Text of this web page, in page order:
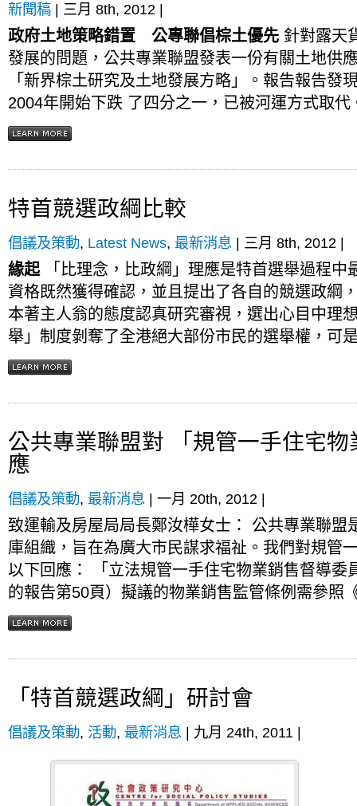
新聞稿 | 三月 8th, 2012 |
政府土地策略錯置 公專聯倡棕土優先 針對露天
發展的問題，公共專業聯盟發表一份有關土地供
「新界棕土研究及土地發展方略」。報告報告發
2004年開始下跌 了四分之一，已被河運方式取
特首競選政綱比較
倡議及策動, Latest News, 最新消息 | 三月 8th, 2012 |
緣起「比理念，比政綱」理應是特首選舉過程中
資格既然獲得確認，並且提出了各自的競選政綱
本著主人翁的態度認真研究審視，選出心目中理
舉」制度剝奪了全港絕大部份市民的選舉權，可
公共專業聯盟對 「規管一手住宅
應
倡議及策動, 最新消息 | 一月 20th, 2012 |
致運輸及房屋局局長鄭汝樺女士： 公共專業聯盟
庫組織，旨在為廣大市民謀求福祉。我們對規管
以下回應： 「立法規管一手住宅物業銷售督導委
的報告第50頁）擬議的物業銷售監管條例需參照
「特首競選政綱」研討會
倡議及策動, 活動, 最新消息 | 九月 24th, 2011 |